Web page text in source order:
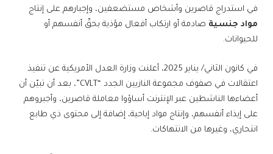
في استدراج قاصرين وأشخاص مستضعفين، وإجبارهم على إنتاج
مواد جنسية صادمة أو ارتكاب أفعال مؤذية بحقّ أنفسهم أو
للحيوانات.
في كانون الثاني/ يناير 2025، أعلنت وزارة العدل الأمريكية عن تنفيذ
اعتقالات في صفوف مجموعة النازيين الجدد “CVLT”، بعد أن تبيّن أن
أعضاءها الناشطين عبر الإنترنت أساؤوا معاملة قاصرين، وأجبروهم
على إيذاء أنفسهم، وإنتاج مواد إباحية، إضافة إلى محتوى ذي طابع
انتحاري، وغيرها من الانتهاكات.